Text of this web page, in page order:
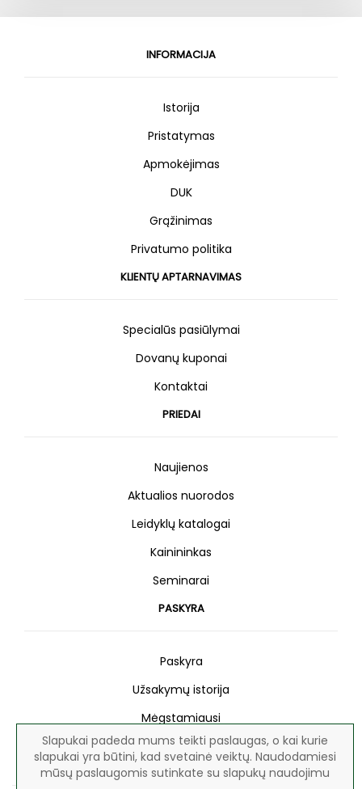
Slapukai padeda mums teikti paslaugas, o kai kurie
slapukai yra būtini, kad svetainė veiktų. Naudodamiesi
mūsų paslaugomis sutinkate su slapukų naudojimu
INFORMACIJA
Istorija
Pristatymas
Apmokėjimas
DUK
Grąžinimas
Privatumo politika
KLIENTŲ APTARNAVIMAS
Specialūs pasiūlymai
Dovanų kuponai
Kontaktai
PRIEDAI
Naujienos
Aktualios nuorodos
Leidyklų katalogai
Kainininkas
Seminarai
PASKYRA
Paskyra
Užsakymų istorija
Mėgstamiausi
Naujienlaiškis